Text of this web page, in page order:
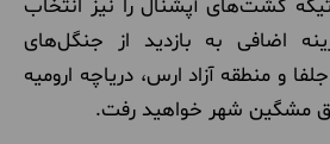
گشت‌های آپشنال را نیز انتخاب
اضافی به بازدید از جنگل‌های
و منطقه آزاد ارس، دریاچه ارومیه
مشگین شهر خواهید رفت.